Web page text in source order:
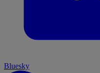
Bluesky